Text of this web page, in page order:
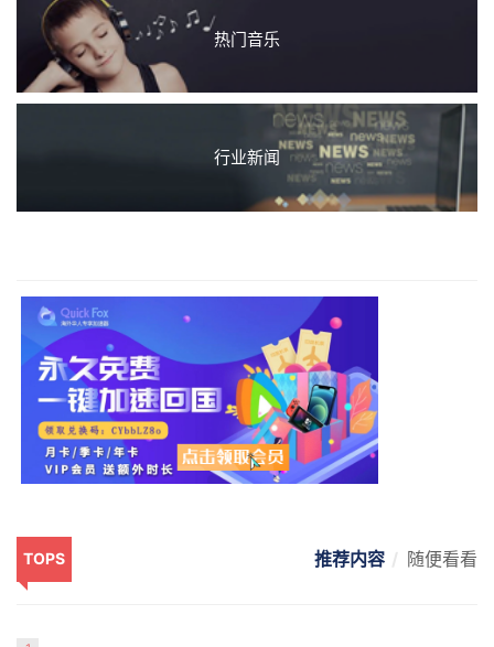
热门音乐
行业新闻
TOPS 推荐内容 随便看看